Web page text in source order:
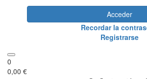
Acceder
Recordar la
Registrarse
0
0,00 €